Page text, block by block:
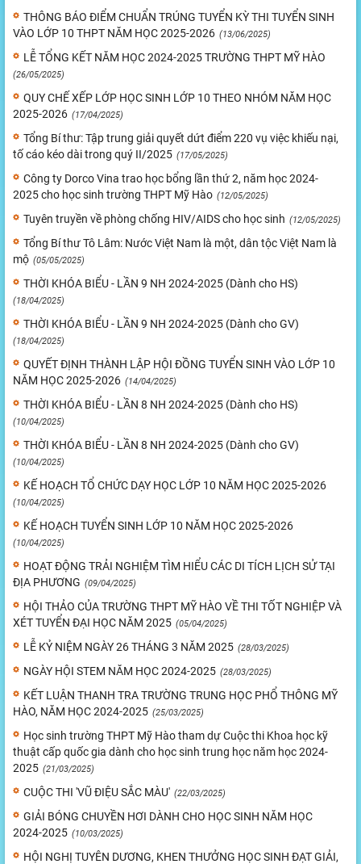
THÔNG BÁO ĐIỂM CHUẨN TRÚNG TUYỂN KỲ THI TUYỂN SINH
VÀO LỚP 10 THPT NĂM HỌC 2025-2026 (13/06/2025)
LỄ TỔNG KẾT NĂM HỌC 2024-2025 TRƯỜNG THPT MỸ HÀO
(26/05/2025)
QUY CHẾ XẾP LỚP HỌC SINH LỚP 10 THEO NHÓM NĂM HỌC
2025-2026 (17/04/2025)
Tổng Bí thư: Tập trung giải quyết dứt điểm 220 vụ việc khiếu nại,
tố cáo kéo dài trong quý II/2025 (17/05/2025)
Công ty Dorco Vina trao học bổng lần thứ 2, năm học 2024-
2025 cho học sinh trường THPT Mỹ Hào (12/05/2025)
Tuyên truyền về phòng chống HIV/AIDS cho học sinh (12/05/2025)
Tổng Bí thư Tô Lâm: Nước Việt Nam là một, dân tộc Việt Nam là
mộ (05/05/2025)
THỜI KHÓA BIỂU - LẦN 9 NH 2024-2025 (Dành cho HS)
(18/04/2025)
THỜI KHÓA BIỂU - LẦN 9 NH 2024-2025 (Dành cho GV)
(18/04/2025)
QUYẾT ĐỊNH THÀNH LẬP HỘI ĐỒNG TUYỂN SINH VÀO LỚP 10
NĂM HỌC 2025-2026 (14/04/2025)
THỜI KHÓA BIỂU - LẦN 8 NH 2024-2025 (Dành cho HS)
(10/04/2025)
THỜI KHÓA BIỂU - LẦN 8 NH 2024-2025 (Dành cho GV)
(10/04/2025)
KẾ HOẠCH TỔ CHỨC DẠY HỌC LỚP 10 NĂM HỌC 2025-2026
(10/04/2025)
KẾ HOẠCH TUYỂN SINH LỚP 10 NĂM HỌC 2025-2026
(10/04/2025)
HOẠT ĐỘNG TRẢI NGHIỆM TÌM HIỂU CÁC DI TÍCH LỊCH SỬ TẠI
ĐỊA PHƯƠNG (09/04/2025)
HỘI THẢO CỦA TRƯỜNG THPT MỸ HÀO VỀ THI TỐT NGHIỆP VÀ
XÉT TUYỂN ĐẠI HỌC NĂM 2025 (05/04/2025)
LỄ KỶ NIỆM NGÀY 26 THÁNG 3 NĂM 2025 (28/03/2025)
NGÀY HỘI STEM NĂM HỌC 2024-2025 (28/03/2025)
KẾT LUẬN THANH TRA TRƯỜNG TRUNG HỌC PHỔ THÔNG MỸ
HÀO, NĂM HỌC 2024-2025 (25/03/2025)
Học sinh trường THPT Mỹ Hào tham dự Cuộc thi Khoa học kỹ
thuật cấp quốc gia dành cho học sinh trung học năm học 2024-
2025 (21/03/2025)
CUỘC THI 'VŨ ĐIỆU SẮC MÀU' (22/03/2025)
GIẢI BÓNG CHUYỀN HƠI DÀNH CHO HỌC SINH NĂM HỌC
2024-2025 (10/03/2025)
HỘI NGHỊ TUYÊN DƯƠNG, KHEN THƯỞNG HỌC SINH ĐẠT GIẢI,